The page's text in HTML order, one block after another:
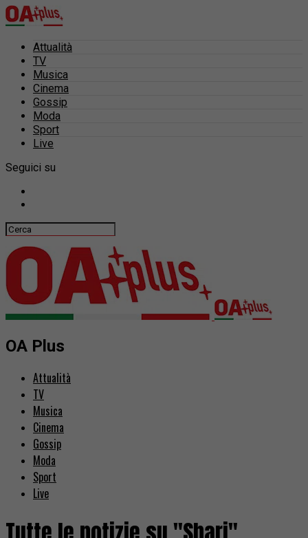
Attualità
TV
Musica
Cinema
Gossip
Moda
Sport
Live
Seguici su
OA Plus
Attualità
TV
Musica
Cinema
Gossip
Moda
Sport
Live